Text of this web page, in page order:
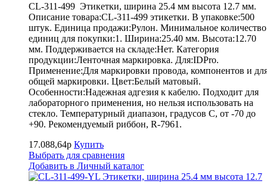
CL-311-499 Этикетки, ширина 25.4 мм высота 12.7 мм.
Описание товара:CL-311-499 этикетки. В упаковке:500
штук. Единица продажи:Рулон. Минимальное количество
единиц для покупки:1. Ширина:25.40 мм. Высота:12.70
мм. Поддерживается на складе:Нет. Категория
продукции:Ленточная маркировка. Для:IDPro.
Применение:Для маркировки провода, компонентов и
общей маркировки. Цвет:Белый матовый.
Особенности:Надежная адгезия к кабелю. Подходит для
лабораторного применения, но нельзя использовать на
стекло. Температурный диапазон, градусов С, от -70 до
+90. Рекомендуемый риббон, R-7961.
17.088,64р Купить
Выбрать для сравнения
Добавить в Личный каталог